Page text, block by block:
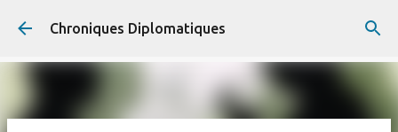
Accéder au contenu principal
Chroniques Diplomatiques